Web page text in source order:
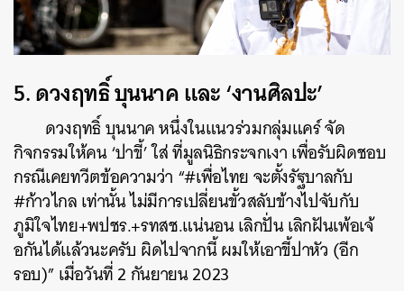
5.ดวงฤทธิ์ บุนนาค และ ‘งานศิลปะ’
ดวงฤทธิ์ บุนนาค หนึ่งในแนวร่วมกลุ่มแคร์ จัด
กิจกรรมให้คน ‘ปาขี้’ ใส่ ที่มูลนิธิกระจกเงา เพื่อรับผิดชอบ
กรณีเคยทวีตข้อความว่า “#เพื่อไทย จะตั้งรัฐบาลกับ
#ก้าวไกล เท่านั้น ไม่มีการเปลี่ยนขั้วสลับข้างไปจับกับ
ภูมิใจไทย+พปชร.+รทสช.แน่นอน เลิกปั่น เลิกฝันเพ้อเจ้
อกันได้แล้วนะครับ ผิดไปจากนี้ ผมให้เอาขี้ปาหัว (อีก
รอบ)” เมื่อวันที่ 2 กันยายน 2023